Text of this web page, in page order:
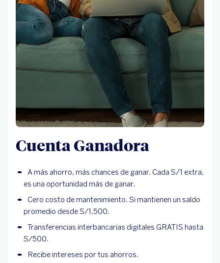
Cuenta Ganadora
A más ahorro, más chances de ganar. Cada S/1 extra,
es una oportunidad más de ganar.
Cero costo de mantenimiento. Si mantienen un saldo
promedio desde S/1,500.
Transferencias interbancarias digitales GRATIS hasta
S/500.
Recibe intereses por tus ahorros.